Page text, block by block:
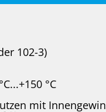
102-3)
°C
mit